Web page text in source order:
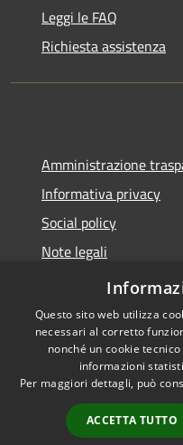
Leggi le FAQ
Richiesta assistenza
Amministrazione
Informativa privacy
Social policy
Note legali
Dichiarazione di
Accessibilità
Questo sito web utilizza
necessari al corretto
nonché un cookie
informazioni
Per maggiori dettagli, può
ACCETTA TUTTO